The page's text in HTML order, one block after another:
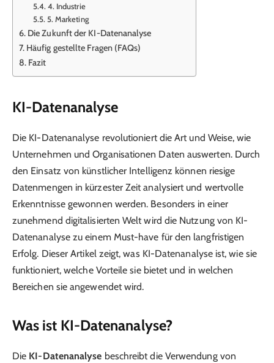
4. Industrie
5. Marketing
Die Zukunft der KI-Datenanalyse
Häufig gestellte Fragen (FAQs)
Fazit
KI-Datenanalyse
Die KI-Datenanalyse revolutioniert die Art und Weise, wie
Unternehmen und Organisationen Daten auswerten. Durch
den Einsatz von künstlicher Intelligenz können riesige
Datenmengen in kürzester Zeit analysiert und wertvolle
Erkenntnisse gewonnen werden. Besonders in einer
zunehmend digitalisierten Welt wird die Nutzung von KI-
Datenanalyse zu einem Must-have für den langfristigen
Erfolg. Dieser Artikel zeigt, was KI-Datenanalyse ist, wie sie
funktioniert, welche Vorteile sie bietet und in welchen
Bereichen sie angewendet wird.
Was ist KI-Datenanalyse?
Die KI-Datenanalyse beschreibt die Verwendung von